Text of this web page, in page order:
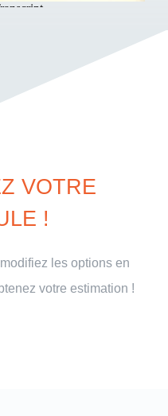
VOTRE
!
les options en
votre estimation !